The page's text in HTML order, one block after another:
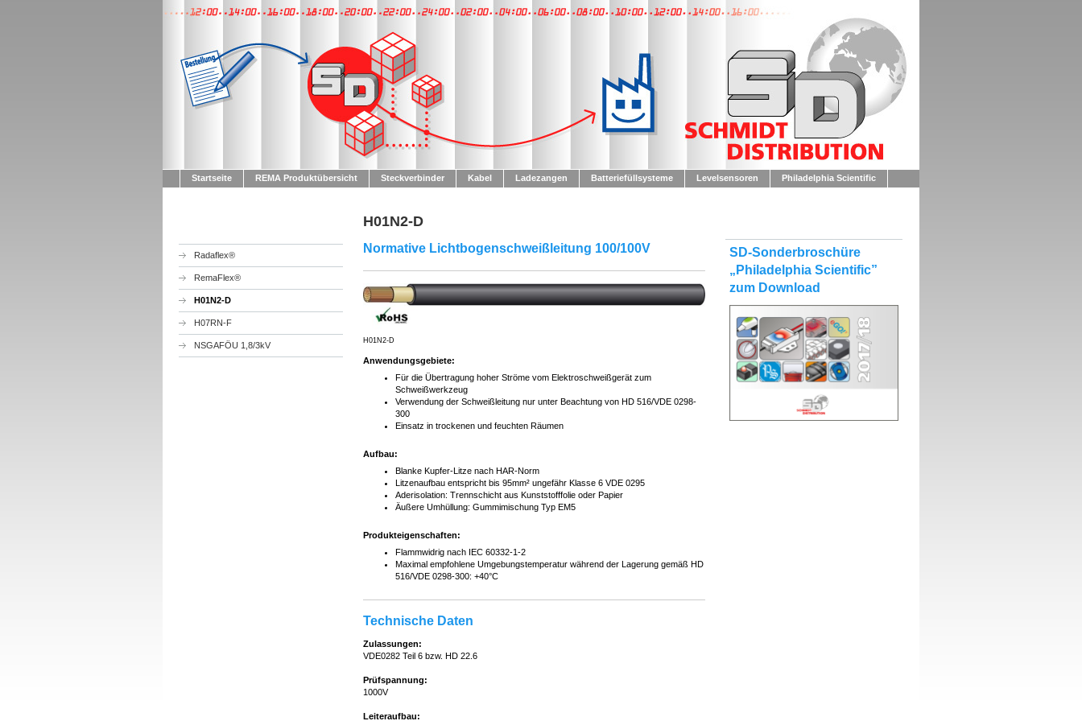
Startseite REMA Produktübersicht Steckverbinder Kabel Ladezangen Batteriefüllsysteme Levelsensoren Philadelphia Scientific
Radaflex®
RemaFlex®
H01N2-D
H07RN-F
NSGAFÖU 1,8/3kV
H01N2-D
Normative Lichtbogenschweißleitung 100/100V
H01N2-D
Anwendungsgebiete:
Für die Übertragung hoher Ströme vom Elektroschweißgerät zum
Schweißwerkzeug
Verwendung der Schweißleitung nur unter Beachtung von HD 516/VDE 0298-
300
Einsatz in trockenen und feuchten Räumen
Aufbau:
Blanke Kupfer-Litze nach HAR-Norm
Litzenaufbau entspricht bis 95mm² ungefähr Klasse 6 VDE 0295
Aderisolation: Trennschicht aus Kunststofffolie oder Papier
Äußere Umhüllung: Gummimischung Typ EM5
Produkteigenschaften:
Flammwidrig nach IEC 60332-1-2
Maximal empfohlene Umgebungstemperatur während der Lagerung gemäß HD
516/VDE 0298-300: +40°C
Technische Daten
Zulassungen:
VDE0282 Teil 6 bzw. HD 22.6
Prüfspannung:
1000V
Leiteraufbau:
SD-Sonderbroschüre
„Philadelphia Scientific”
zum Download